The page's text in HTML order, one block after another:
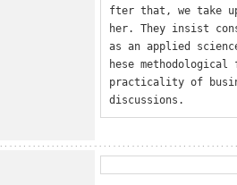
fter that, we take
her. They insist
as an applied
hese
practicality of
discussions.